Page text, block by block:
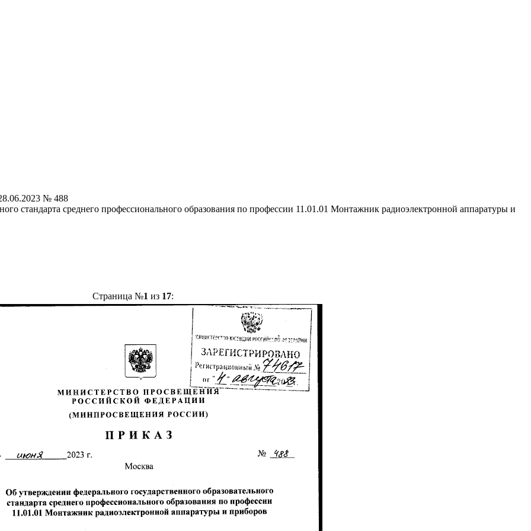
№ 488
стандарта среднего профессионального образования по профессии 11.01.01 Монтажник радиоэлектронной аппаратуры и
Страница №1 из 17: